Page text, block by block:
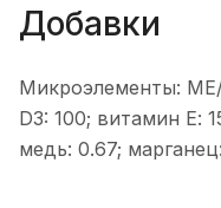
Добавки
Микроэлементы:
D3: 100; витамин Е:
медь: 0.67;